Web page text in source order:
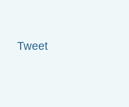
Tweet